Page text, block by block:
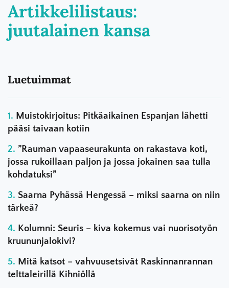
Artikkelilistaus:
juutalainen kansa
Luetuimmat
Muistokirjoitus: Pitkäaikainen Espanjan lähetti
pääsi taivaan kotiin
”Rauman vapaaseurakunta on rakastava koti,
jossa rukoillaan paljon ja jossa jokainen saa tulla
kohdatuksi”
Saarna Pyhässä Hengessä – miksi saarna on niin
tärkeä?
Kolumni: Seuris – kiva kokemus vai nuorisotyön
kruununjalokivi?
Mitä katsot – vahvuusetsivät Raskinnanrannan
telttaleirillä Kihniöllä